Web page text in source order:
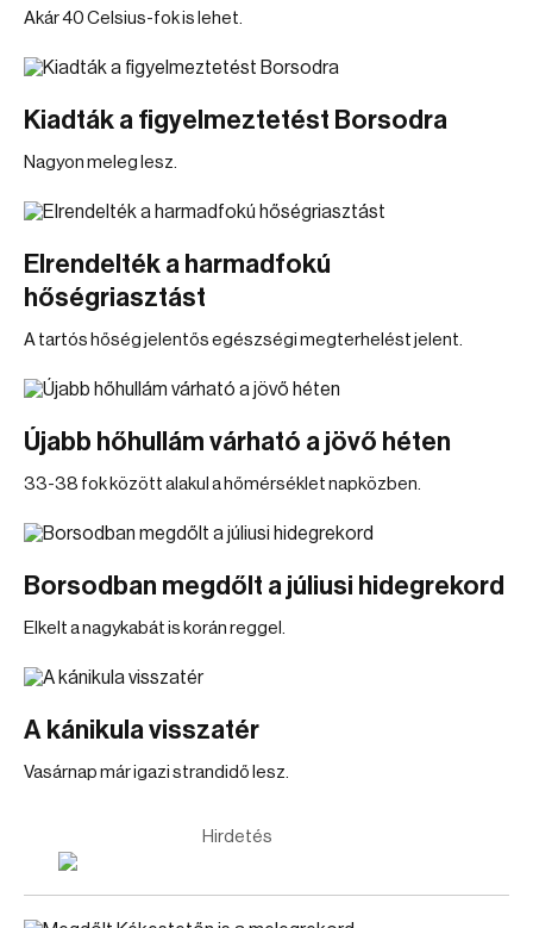
Akár 40 Celsius-fok is lehet.
Kiadták a figyelmeztetést Borsodra
Nagyon meleg lesz.
Elrendelték a harmadfokú
hőségriasztást
A tartós hőség jelentős egészségi megterhelést jelent.
Újabb hőhullám várható a jövő héten
33-38 fok között alakul a hőmérséklet napközben.
Borsodban megdőlt a júliusi hidegrekord
Elkelt a nagykabát is korán reggel.
A kánikula visszatér
Vasárnap már igazi strandidő lesz.
Hirdetés